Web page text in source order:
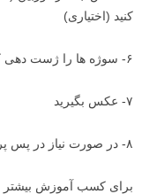
کنید (اختیاری)
۶- سوژه ها را ژست دهی کنید
۷- عکس بگیرید
۸- در صورت نیاز در پس پردازش عکس ترکیبی یا کامپوزیت ایجاد کنید
برای کسب آموزش بیشتر